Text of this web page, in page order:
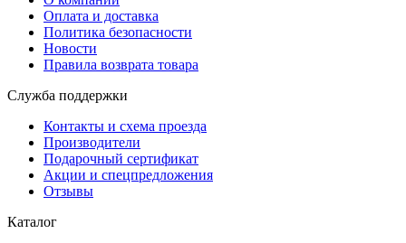
Оплата и доставка
Политика безопасности
Новости
Правила возврата товара
Служба поддержки
Контакты и схема проезда
Производители
Подарочный сертификат
Акции и спецпредложения
Отзывы
Каталог